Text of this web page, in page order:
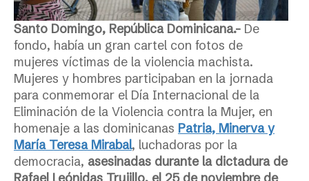
Santo Domingo, República Dominicana.- De
fondo, había un gran cartel con fotos de
mujeres víctimas de la violencia machista.
Mujeres y hombres participaban en la jornada
para conmemorar el Día Internacional de la
Eliminación de la Violencia contra la Mujer, en
homenaje a las dominicanas Patria, Minerva y
María Teresa Mirabal, luchadoras por la
democracia, asesinadas durante la dictadura de